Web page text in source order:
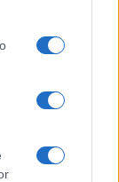
restano